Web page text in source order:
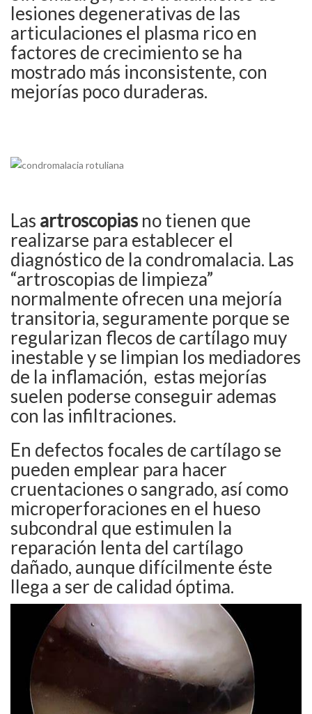
lesiones degenerativas de las
articulaciones el plasma rico en
factores de crecimiento se ha
mostrado más inconsistente, con
mejorías poco duraderas.
Las artroscopias no tienen que
realizarse para establecer el
diagnóstico de la condromalacia. Las
“artroscopias de limpieza”
normalmente ofrecen una mejoría
transitoria, seguramente porque se
regularizan flecos de cartílago muy
inestable y se limpian los mediadores
de la inflamación, estas mejorías
suelen poderse conseguir ademas
con las infiltraciones.
En defectos focales de cartílago se
pueden emplear para hacer
cruentaciones o sangrado, así como
microperforaciones en el hueso
subcondral que estimulen la
reparación lenta del cartílago
dañado, aunque difícilmente éste
llega a ser de calidad óptima.